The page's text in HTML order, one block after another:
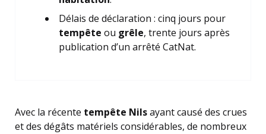
Délais de déclaration : cinq jours pour
tempête ou grêle, trente jours après
publication d’un arrêté CatNat.
Avec la récente tempête Nilsayant causé des crues
et des dégâts matériels considérables, de nombreux